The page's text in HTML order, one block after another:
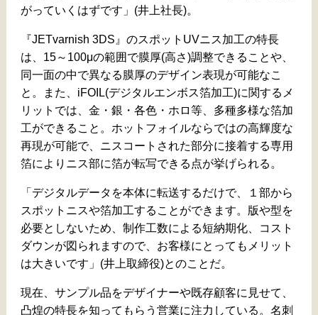
がっていくはずです」(井上社長)。
『JETvarnish 3DS』のスポットUVニス加工の特長
は、15～100μの範囲で膜厚(高さ)調整できることや、
同一面の中で異なる膜厚のデザイン表現が可能なこ
と。また、iFOIL(デジタルエンボス箔加工)に関するメ
リットでは、金・銀・各色・ホロ等、多種多様な箔加
工ができること。ホットフォイルならではの高輝度な
再現が可能で、ニスコートされた部分に接着する専用
箔によりニス部に箔が転写できる点が挙げられる。
「デジタルデータを本体に転送するだけで、１部から
スポットニスや箔加工することができます。版や型を
必要としないため、制作工数による短納期化、コスト
ダウンが図られますので、お客様にとってもメリット
は大きいです」(井上取締役)とのことだ。
現在、サンプル品をデザイナーや既存顧客に見せて、
凸煌の特長を知ってもらう営業に注力している。名刺